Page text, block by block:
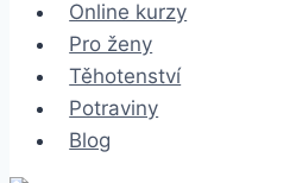
Online kurzy
Pro ženy
Těhotenství
Potraviny
Blog